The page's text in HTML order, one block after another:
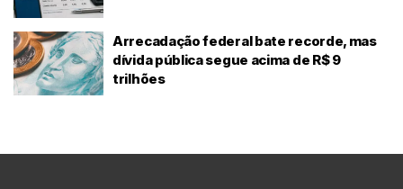
Arrecadação federal bate recorde, mas
dívida pública segue acima de R$ 9
trilhões